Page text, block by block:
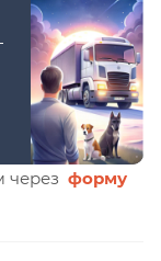
через форму